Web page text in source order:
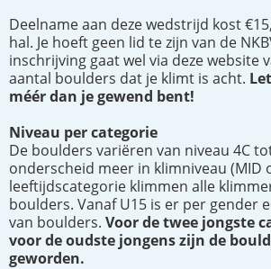
Deelname aan deze wedstrijd kost
hal. Je hoeft geen lid te zijn van de
inschrijving gaat wel via deze website
aantal boulders dat je klimt is acht.
méér dan je gewend bent!
Niveau per categorie
De boulders variëren van niveau 4C
onderscheid meer in klimniveau (MID
leeftijdscategorie klimmen alle
boulders. Vanaf U15 is er per gender
van boulders. Voor de twee jongste
voor de oudste jongens zijn de
geworden.